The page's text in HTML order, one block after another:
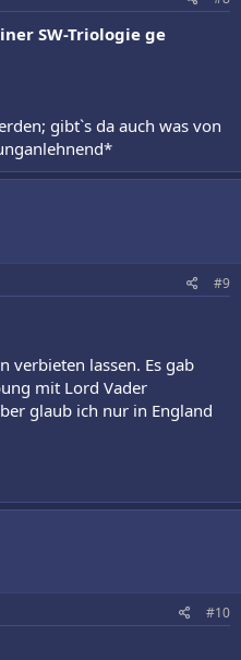
SW-Triologie ge
gibt`s da auch was von
#9
verbieten lassen. Es gab
mit Lord Vader
glaub ich nur in England
#10